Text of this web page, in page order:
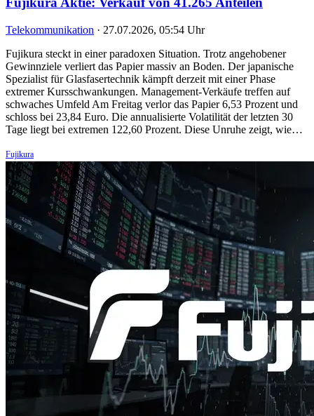
Telekommunikation · 27.07.2026, 05:54 Uhr
Fujikura steckt in einer paradoxen Situation. Trotz angehobener
Gewinnziele verliert das Papier massiv an Boden. Der japanische
Spezialist für Glasfasertechnik kämpft derzeit mit einer Phase
extremer Kursschwankungen. Management-Verkäufe treffen auf
schwaches Umfeld Am Freitag verlor das Papier 6,53 Prozent und
schloss bei 23,84 Euro. Die annualisierte Volatilität der letzten 30
Tage liegt bei extremen 122,60 Prozent. Diese Unruhe zeigt, wie…
Fujikura